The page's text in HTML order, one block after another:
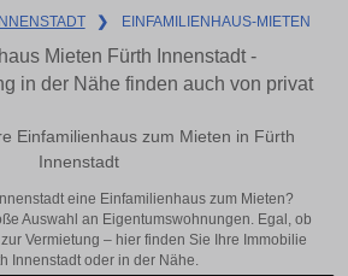
INNENSTADT ❯ EINFAMILIENHAUS-MIETEN
Mieten Fürth Innenstadt -
in der Nähe finden auch von privat
Einfamilienhaus zum Mieten in Fürth
Innenstadt
eine Einfamilienhaus zum Mieten?
Auswahl an Eigentumswohnungen. Egal, ob
Vermietung – hier finden Sie Ihre Immobilie
Innenstadt oder in der Nähe.